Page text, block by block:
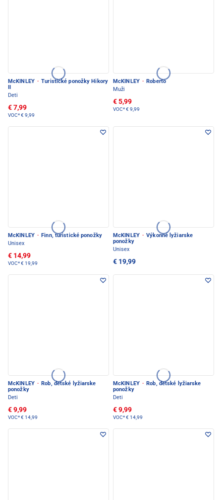
McKINLEY · Turistické ponožky Hikory
II
Deti
€ 7,99
VOC*€ 9,99
McKINLEY · Roberto
Muži
€ 5,99
VOC*€ 9,99
McKINLEY · Finn, turistické ponožky
Unisex
€ 14,99
VOC*€ 19,99
McKINLEY · Výkonné lyžiarske
ponožky
Unisex
€ 19,99
McKINLEY · Rob, detské lyžiarske
ponožky
Deti
€ 9,99
VOC*€ 14,99
McKINLEY · Rob, detské lyžiarske
ponožky
Deti
€ 9,99
VOC*€ 14,99